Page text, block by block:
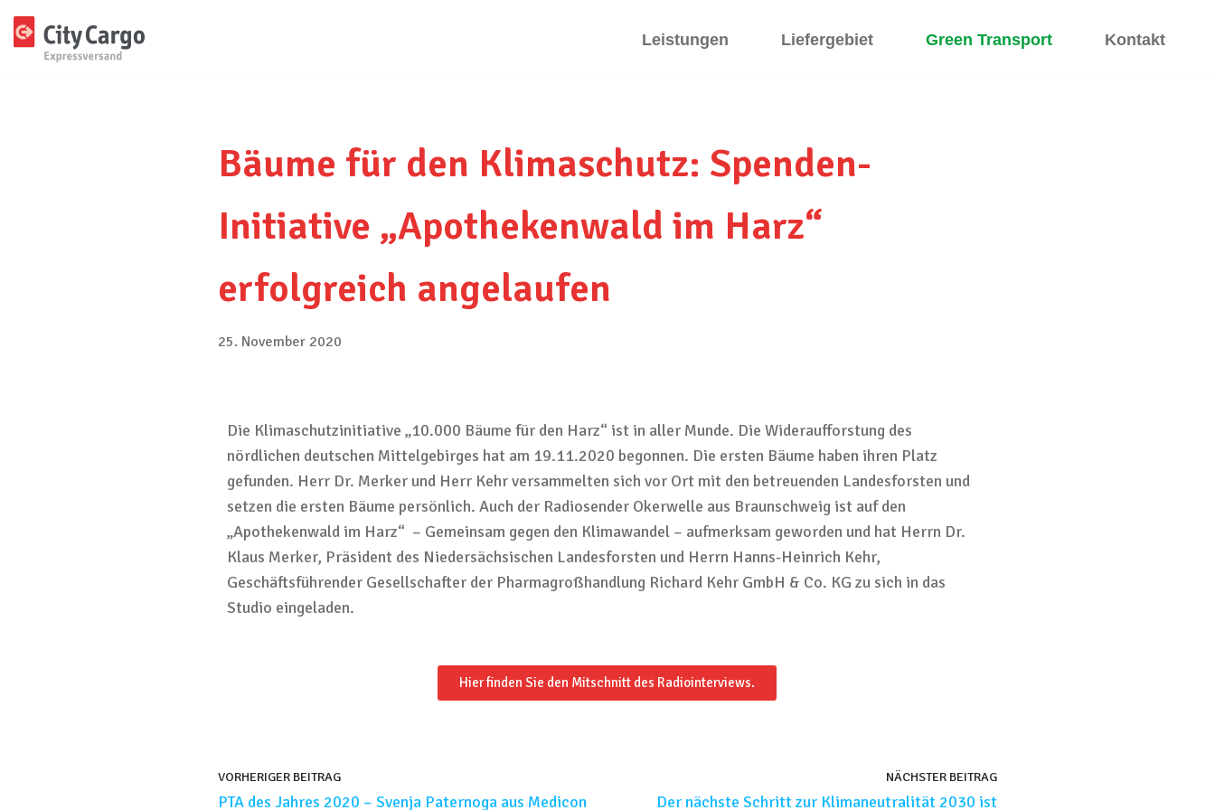
Zum
Leistungen Liefergebiet Green Transport Kontakt
Bäume für den Klimaschutz: Spenden-
Initiative „Apothekenwald im Harz“
erfolgreich angelaufen
25. November 2020
Die Klimaschutzinitiative „10.000 Bäume für den Harz“ ist in aller Munde. Die Wideraufforstung des
nördlichen deutschen Mittelgebirges hat am 19.11.2020 begonnen. Die ersten Bäume haben ihren Platz
gefunden. Herr Dr. Merker und Herr Kehr versammelten sich vor Ort mit den betreuenden Landesforsten und
setzen die ersten Bäume persönlich. Auch der Radiosender Okerwelle aus Braunschweig ist auf den
„Apothekenwald im Harz“ – Gemeinsam gegen den Klimawandel – aufmerksam geworden und hat Herrn Dr.
Klaus Merker, Präsident des Niedersächsischen Landesforsten und Herrn Hanns-Heinrich Kehr,
Geschäftsführender Gesellschafter der Pharmagroßhandlung Richard Kehr GmbH & Co. KG zu sich in das
Studio eingeladen.
Hier finden Sie den Mitschnitt des Radiointerviews.
VORHERIGER BEITRAG
PTA des Jahres 2020 – Svenja Paternoga aus Medicon
NÄCHSTER BEITRAG
Der nächste Schritt zur Klimaneutralität 2030 ist